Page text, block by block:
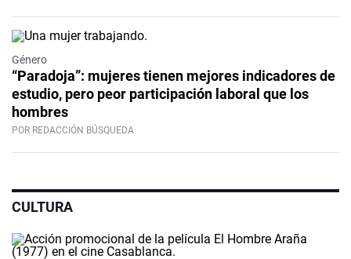
Género
“Paradoja”: mujeres tienen mejores indicadores de
estudio, pero peor participación laboral que los
hombres
POR REDACCIÓN BÚSQUEDA
CULTURA